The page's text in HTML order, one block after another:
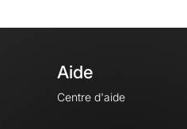
Aide
Centre d'aide